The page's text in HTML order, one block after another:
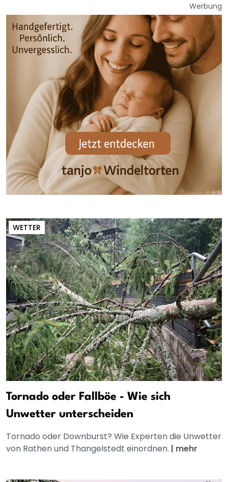
Werbung
WETTER
Tornado oder Fallböe - Wie sich
Unwetter unterscheiden
Tornado oder Downburst? Wie Experten die Unwetter
von Rathen und Thangelstedt einordnen. | mehr